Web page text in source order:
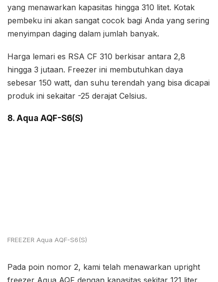
yang menawarkan kapasitas hingga 310 litet. Kotak
pembeku ini akan sangat cocok bagi Anda yang sering
menyimpan daging dalam jumlah banyak.
Harga lemari es RSA CF 310 berkisar antara 2,8
hingga 3 jutaan. Freezer ini membutuhkan daya
sebesar 150 watt, dan suhu terendah yang bisa dicapai
produk ini sekaitar -25 derajat Celsius.
8. Aqua AQF-S6(S)
FREEZER Aqua AQF-S6(S)
Pada poin nomor 2, kami telah menawarkan upright